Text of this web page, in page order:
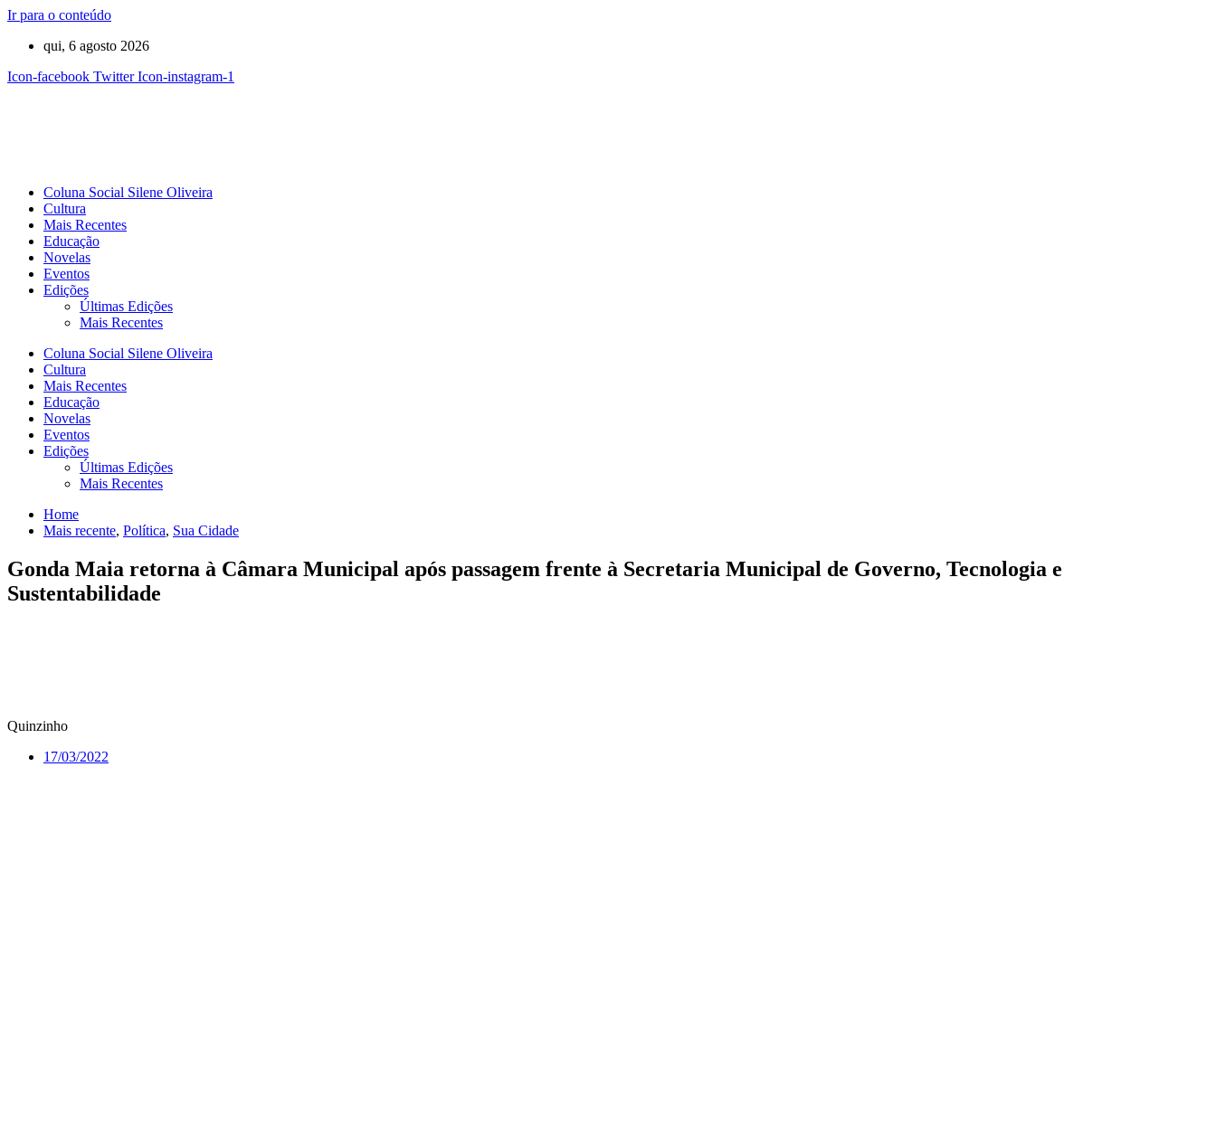
Ir para o conteúdo
qui, 6 agosto 2026
Icon-facebook Twitter Icon-instagram-1
Coluna Social Silene Oliveira
Cultura
Mais Recentes
Educação
Novelas
Eventos
Edições
Últimas Edições
Mais Recentes
Coluna Social Silene Oliveira
Cultura
Mais Recentes
Educação
Novelas
Eventos
Edições
Últimas Edições
Mais Recentes
Home
Mais recente, Política, Sua Cidade
Gonda Maia retorna à Câmara Municipal após passagem frente à Secretaria Municipal de Governo, Tecnologia e
Sustentabilidade
Quinzinho
17/03/2022